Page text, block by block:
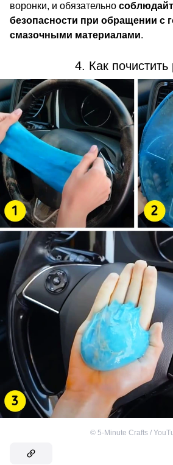
воронки, и обязательно
безопасности при обращении с
смазочными материалами.
4. Как почистить
© 5-Minute Crafts /